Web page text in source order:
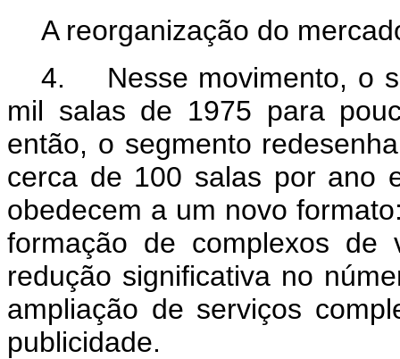
A reorganização do
4. Nesse movimento, o
mil salas de 1975 para
então, o segmento
cerca de 100 salas por ano
obedecem a um novo
formação de complexos de
redução significativa no
ampliação de serviços
publicidade.